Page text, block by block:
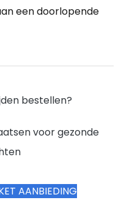
een doorlopende
bestellen?
voor gezonde
AANBIEDING